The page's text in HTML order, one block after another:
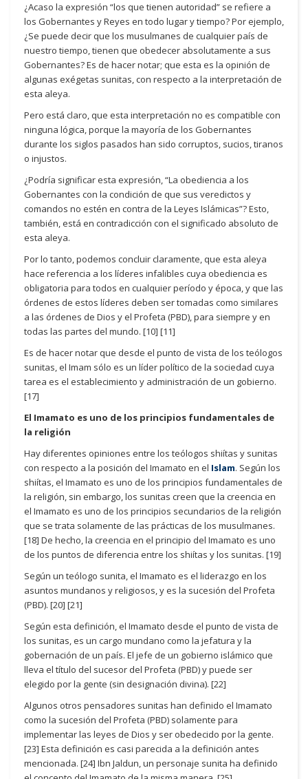
¿Acaso la expresión “los que tienen autoridad” se refiere a
los Gobernantes y Reyes en todo lugar y tiempo? Por ejemplo,
¿Se puede decir que los musulmanes de cualquier país de
nuestro tiempo, tienen que obedecer absolutamente a sus
Gobernantes? Es de hacer notar; que esta es la opinión de
algunas exégetas sunitas, con respecto a la interpretación de
esta aleya.
Pero está claro, que esta interpretación no es compatible con
ninguna lógica, porque la mayoría de los Gobernantes
durante los siglos pasados ​​han sido corruptos, sucios, tiranos
o injustos.
¿Podría significar esta expresión, “La obediencia a los
Gobernantes con la condición de que sus veredictos y
comandos no estén en contra de la Leyes Islámicas”? Esto,
también, está en contradicción con el significado absoluto de
esta aleya.
Por lo tanto, podemos concluir claramente, que esta aleya
hace referencia a los líderes infalibles cuya obediencia es
obligatoria para todos en cualquier período y época, y que las
órdenes de estos líderes deben ser tomadas como similares
a las órdenes de Dios y el Profeta (PBD), para siempre y en
todas las partes del mundo. [10] [11]
Es de hacer notar que desde el punto de vista de los teólogos
sunitas, el Imam sólo es un líder político de la sociedad cuya
tarea es el establecimiento y administración de un gobierno.
[17]
El Imamato es uno de los principios fundamentales de
la religión
Hay diferentes opiniones entre los teólogos shiítas y sunitas
con respecto a la posición del Imamato en el Islam. Según los
shiítas, el Imamato es uno de los principios fundamentales de
la religión, sin embargo, los sunitas creen que la creencia en
el Imamato es uno de los principios secundarios de la religión
que se trata solamente de las prácticas de los musulmanes.
[18] De hecho, la creencia en el principio del Imamato es uno
de los puntos de diferencia entre los shiítas y los sunitas. [19]
Según un teólogo sunita, el Imamato es el liderazgo en los
asuntos mundanos y religiosos, y es la sucesión del Profeta
(PBD). [20] [21]
Según esta definición, el Imamato desde el punto de vista de
los sunitas, es un cargo mundano como la jefatura y la
gobernación de un país. El jefe de un gobierno islámico que
lleva el título del sucesor del Profeta (PBD) y puede ser
elegido por la gente (sin designación divina). [22]
Algunos otros pensadores sunitas han definido el Imamato
como la sucesión del Profeta (PBD) solamente para
implementar las leyes de Dios y ser obedecido por la gente.
[23] Esta definición es casi parecida a la definición antes
mencionada. [24] Ibn Jaldun, un personaje sunita ha definido